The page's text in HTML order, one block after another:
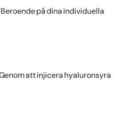
på dina individuella
att injicera hyaluronsyra